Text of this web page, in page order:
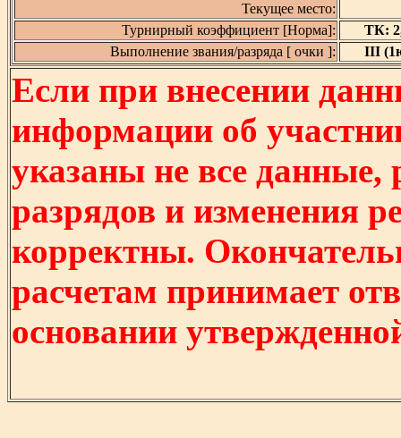
Текущее место:
Турнирный коэффициент [Норма]:
ТК:
Выполнение звания/разряда [ очки ]:
III
Если при внесении
информации об
указаны не все
разрядов и изменения
корректны.
расчетам принимает
основании